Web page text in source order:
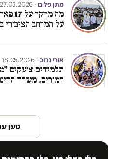
מתן פלום · 27.05.2026
מה
על המרחב הציבורי
אורי נרוב · 18.05.2026
תלמידים צועקים
המורים. משרד
טען